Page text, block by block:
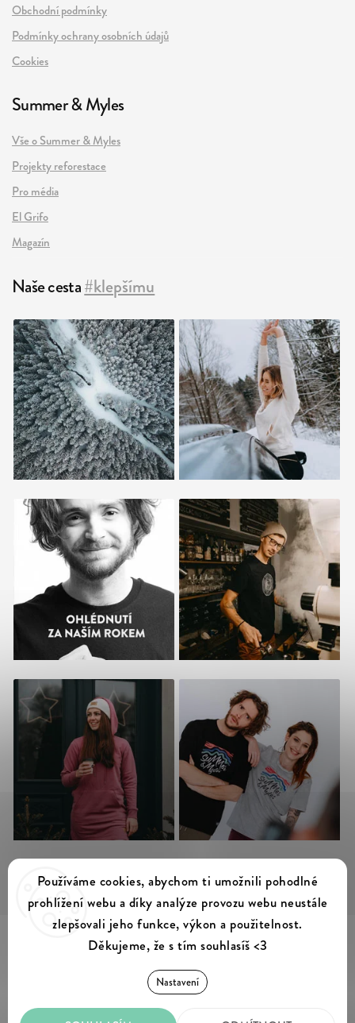
Používáme cookies, abychom ti umožnili pohodlné
prohlížení webu a díky analýze provozu webu neustále
zlepšovali jeho funkce, výkon a použitelnost.
Děkujeme, že s tím souhlasíš <3
Nastavení
Obchodní podmínky
Podmínky ochrany osobních údajů
Cookies
Summer & Myles
Vše o Summer & Myles
Projekty reforestace
Pro média
El Grifo
Magazín
Naše cesta#klepšímu
Sledovat na Instagramu
Summer & Myles. Všechna práva vyhrazena.
Upravit nastavení cookies